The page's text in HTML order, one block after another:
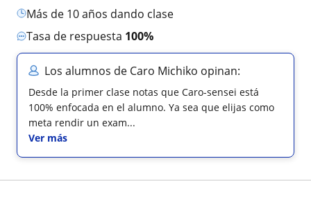
más de 10 años dando clase
Tasa de respuesta 100%
Los alumnos de Caro Michiko opinan:
Desde la primer clase notas que Caro-sensei está
100% enfocada en el alumno. Ya sea que elijas como
meta rendir un exam...
Ver más